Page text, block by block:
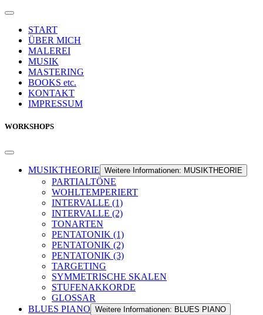
START
ÜBER MICH
MALEREI
MUSIK
MASTERING
BOOKS etc.
KONTAKT
IMPRESSUM
WORKSHOPS
MUSIKTHEORIE Weitere Informationen: MUSIKTHEORIE
PARTIALTÖNE
WOHLTEMPERIERT
INTERVALLE (1)
INTERVALLE (2)
TONARTEN
PENTATONIK (1)
PENTATONIK (2)
PENTATONIK (3)
TARGETING
SYMMETRISCHE SKALEN
STUFENAKKORDE
GLOSSAR
BLUES PIANO Weitere Informationen: BLUES PIANO